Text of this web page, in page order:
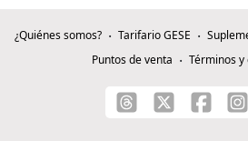
¿Quiénes somos? Tarifario GESE
Puntos de venta
Términos y